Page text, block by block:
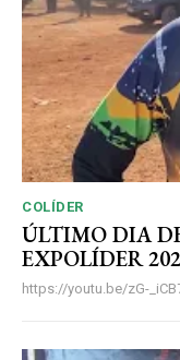
COLÍDER
ÚLTIMO DIA
EXPOLÍDER
https://youtu.be/zG-